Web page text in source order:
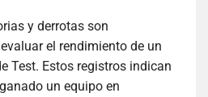
y derrotas son
el rendimiento de un
Test. Estos registros indican
un equipo en